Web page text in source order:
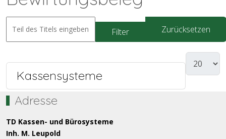
Filter Zurücksetzen
Kassensysteme
Adresse
TD Kassen- und Bürosysteme
Inh. M. Leupold